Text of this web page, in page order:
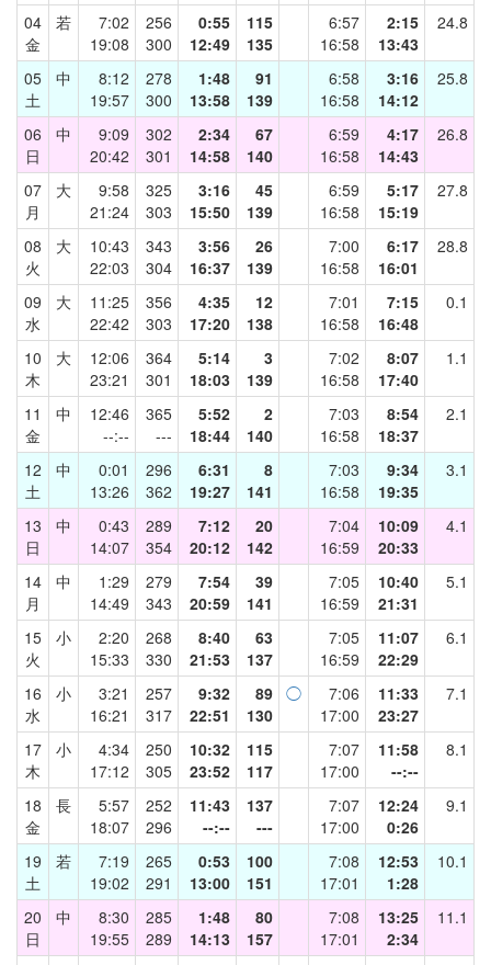
04
金
若
7:02
19:08
256
300
0:55
12:49
115
135
6:57
16:58
2:15
13:43
24.8
05
土
中
8:12
19:57
278
300
1:48
13:58
91
139
6:58
16:58
3:16
14:12
25.8
06
日
中
9:09
20:42
302
301
2:34
14:58
67
140
6:59
16:58
4:17
14:43
26.8
07
月
大
9:58
21:24
325
303
3:16
15:50
45
139
6:59
16:58
5:17
15:19
27.8
08
火
大
10:43
22:03
343
304
3:56
16:37
26
139
7:00
16:58
6:17
16:01
28.8
09
水
大
11:25
22:42
356
303
4:35
17:20
12
138
7:01
16:58
7:15
16:48
0.1
10
木
大
12:06
23:21
364
301
5:14
18:03
3
139
7:02
16:58
8:07
17:40
1.1
11
金
中
12:46
--:--
365
---
5:52
18:44
2
140
7:03
16:58
8:54
18:37
2.1
12
土
中
0:01
13:26
296
362
6:31
19:27
8
141
7:03
16:58
9:34
19:35
3.1
13
日
中
0:43
14:07
289
354
7:12
20:12
20
142
7:04
16:59
10:09
20:33
4.1
14
月
中
1:29
14:49
279
343
7:54
20:59
39
141
7:05
16:59
10:40
21:31
5.1
15
火
小
2:20
15:33
268
330
8:40
21:53
63
137
7:05
16:59
11:07
22:29
6.1
16
水
小
3:21
16:21
257
317
9:32
22:51
89
130
◯
7:06
17:00
11:33
23:27
7.1
17
木
小
4:34
17:12
250
305
10:32
23:52
115
117
7:07
17:00
11:58
--:--
8.1
18
金
長
5:57
18:07
252
296
11:43
--:--
137
---
7:07
17:00
12:24
0:26
9.1
19
土
若
7:19
19:02
265
291
0:53
13:00
100
151
7:08
17:01
12:53
1:28
10.1
20
日
中
8:30
19:55
285
289
1:48
14:13
80
157
7:08
17:01
13:25
2:34
11.1